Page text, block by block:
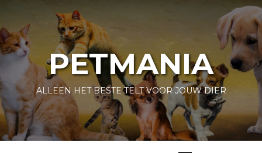
content
PETMANIA
ALLEEN HET BESTE TELT VOOR JOUW DIER